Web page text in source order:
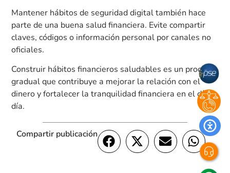
Mantener hábitos de seguridad digital también hace
parte de una buena salud financiera. Evite compartir
claves, códigos o información personal por canales no
oficiales.
Construir hábitos financieros saludables es un proceso
gradual que contribuye a mejorar la relación con el
dinero y fortalecer la tranquilidad financiera en el día a
día.
Compartir publicación